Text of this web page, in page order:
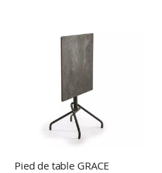
Pied de table GRACE